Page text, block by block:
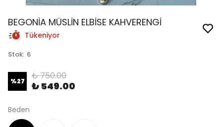
BEGONİA MÜSLİN ELBİSE KAHVERENGİ
Tükeniyor
Stok: 6
%27 ₺ 750.00
₺ 549.00
Beden